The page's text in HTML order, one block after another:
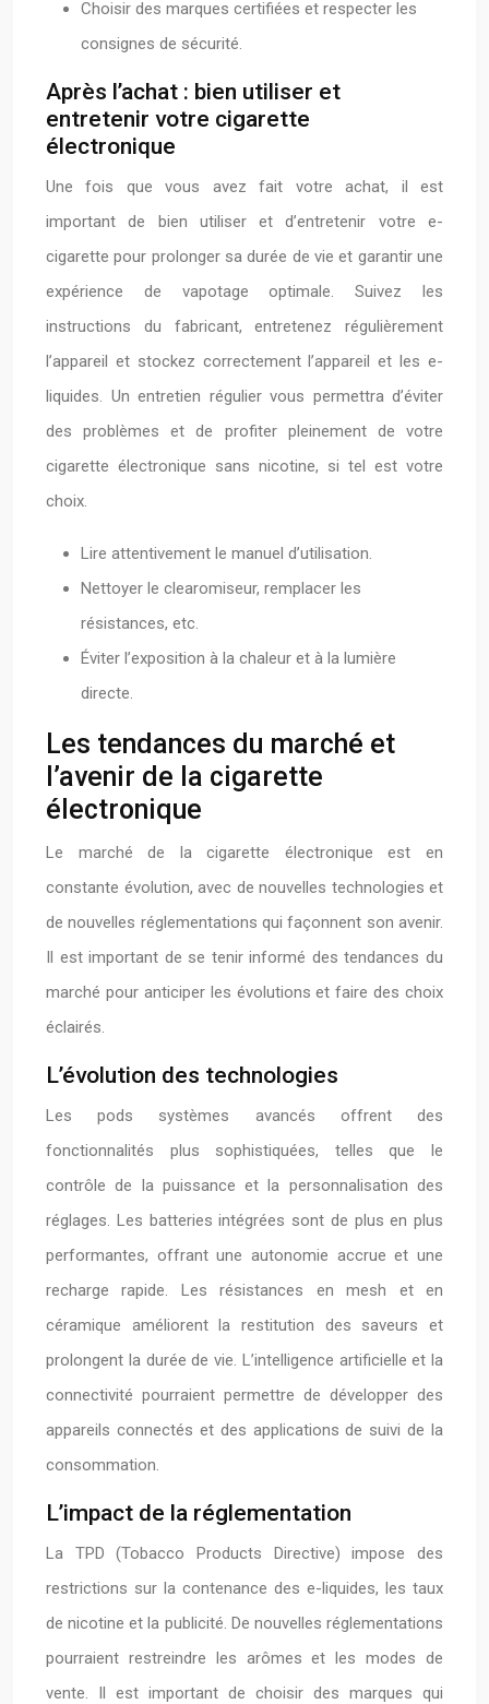
Choisir des marques certifiées et respecter les
consignes de sécurité.
Après l’achat : bien utiliser et
entretenir votre cigarette
électronique
Une fois que vous avez fait votre achat, il est
important de bien utiliser et d’entretenir votre e-
cigarette pour prolonger sa durée de vie et garantir une
expérience de vapotage optimale. Suivez les
instructions du fabricant, entretenez régulièrement
l’appareil et stockez correctement l’appareil et les e-
liquides. Un entretien régulier vous permettra d’éviter
des problèmes et de profiter pleinement de votre
cigarette électronique sans nicotine, si tel est votre
choix.
Lire attentivement le manuel d’utilisation.
Nettoyer le clearomiseur, remplacer les
résistances, etc.
Éviter l’exposition à la chaleur et à la lumière
directe.
Les tendances du marché et
l’avenir de la cigarette
électronique
Le marché de la cigarette électronique est en
constante évolution, avec de nouvelles technologies et
de nouvelles réglementations qui façonnent son avenir.
Il est important de se tenir informé des tendances du
marché pour anticiper les évolutions et faire des choix
éclairés.
L’évolution des technologies
Les pods systèmes avancés offrent des
fonctionnalités plus sophistiquées, telles que le
contrôle de la puissance et la personnalisation des
réglages. Les batteries intégrées sont de plus en plus
performantes, offrant une autonomie accrue et une
recharge rapide. Les résistances en mesh et en
céramique améliorent la restitution des saveurs et
prolongent la durée de vie. L’intelligence artificielle et la
connectivité pourraient permettre de développer des
appareils connectés et des applications de suivi de la
consommation.
L’impact de la réglementation
La TPD (Tobacco Products Directive) impose des
restrictions sur la contenance des e-liquides, les taux
de nicotine et la publicité. De nouvelles réglementations
pourraient restreindre les arômes et les modes de
vente. Il est important de choisir des marques qui